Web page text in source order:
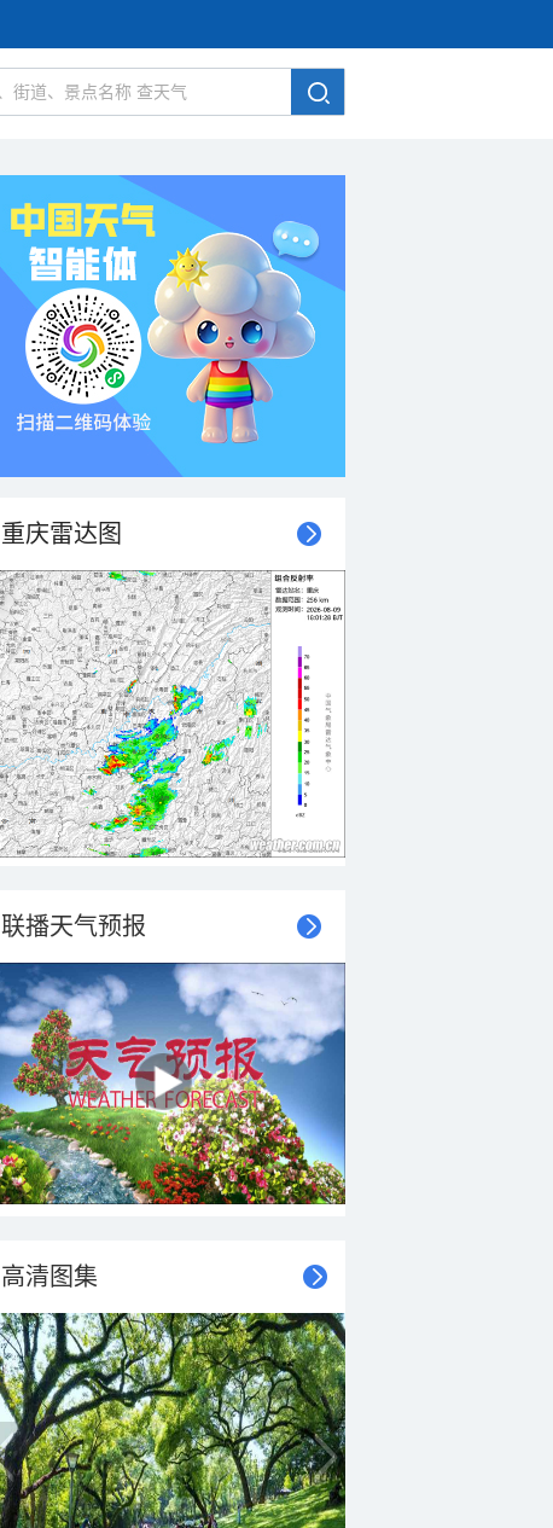
重庆雷达图
联播天气预报
高清图集